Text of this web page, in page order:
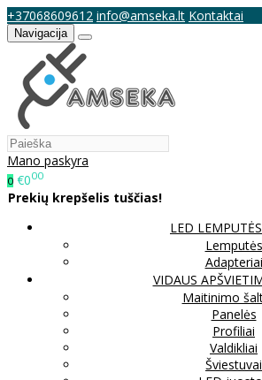
+37068609612 info@amseka.lt Kontaktai
Navigacija
Mano paskyra
0 €000
Prekių krepšelis tuščias!
LED LEMPUTĖS
Lemputės
Adapteriai
VIDAUS
Maitinimo
Panelės
Profiliai
Valdikliai
Šviestuvai